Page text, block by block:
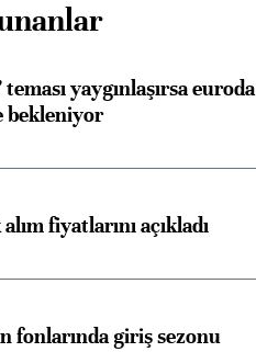
teması yaygınlaşırsa euroda
bekleniyor
fiyatlarını açıkladı
fonlarında giriş sezonu